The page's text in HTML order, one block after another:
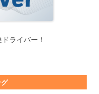
ライバー！